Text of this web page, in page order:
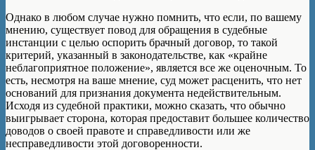
Однако в любом случае нужно помнить, что если, по вашему
мнению, существует повод для обращения в судебные
инстанции с целью оспорить брачный договор, то такой
критерий, указанный в законодательстве, как «крайне
неблагоприятное положение», является все же оценочным. То
есть, несмотря на ваше мнение, суд может расценить, что нет
оснований для признания документа недействительным.
Исходя из судебной практики, можно сказать, что обычно
выигрывает сторона, которая предоставит большее количество
доводов о своей правоте и справедливости или же
несправедливости этой договоренности.